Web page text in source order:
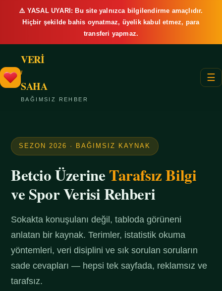
⚠️ YASAL UYARI: Bu site yalnızca bilgilendirme amaçlıdır.
Hiçbir şekilde bahis oynatmaz, üyelik kabul etmez, para
transferi yapmaz.
VERİ
/
SAHA
BAĞIMSIZ REHBER
☰
SEZON 2026 · BAĞIMSIZ KAYNAK
Betcio ÜzerineTarafsız Bilgi
ve Spor Verisi Rehberi
Sokakta konuşulanı değil, tabloda görüneni
anlatan bir kaynak. Terimler, istatistik okuma
yöntemleri, veri disiplini ve sık sorulan soruların
sade cevapları — hepsi tek sayfada, reklamsız ve
tarafsız.